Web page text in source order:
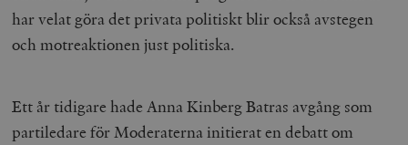
har velat göra det privata politiskt blir också avstegen
och motreaktionen just politiska.
Ett år tidigare hade Anna Kinberg Batras avgång som
partiledare för Moderaterna initierat en debatt om